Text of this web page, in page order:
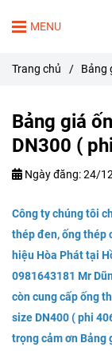
MENU
Trang chủ / Bảng
Bảng giá
DN300 (
Ngày đăng:24/
Công ty chúng tôi
thép đen, ống thép
hiệu Hòa Phát tại
0981643181 Mr
còn cung cấpống
size DN400 ( phi
trọng cảm ơn Bảng